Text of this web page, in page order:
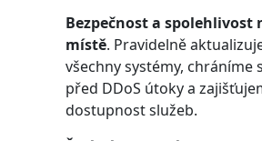
Bezpečnost a spolehlivost
místě. Pravidelně
všechny systémy, chráníme
před DDoS útoky a
dostupnost služeb.